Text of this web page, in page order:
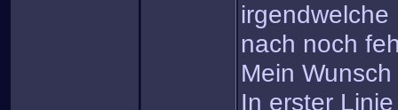
nach noch
Mein Wunsch
In erster